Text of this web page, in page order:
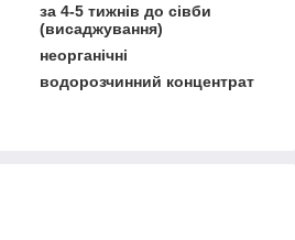
за 4-5 тижнів до сівби
(висаджування)
неорганічні
водорозчинний концентрат